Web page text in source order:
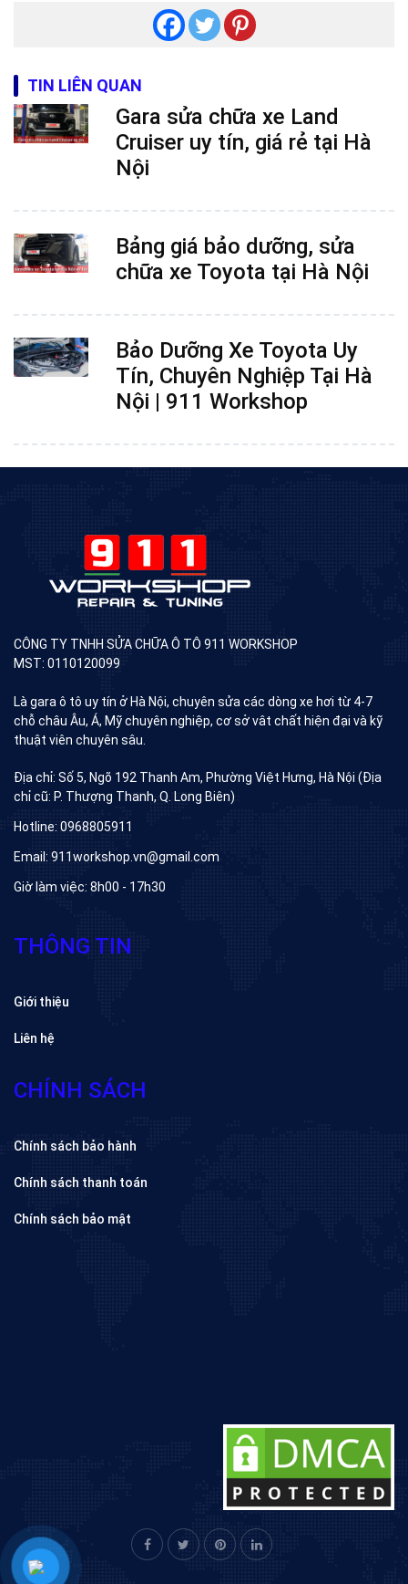
TIN LIÊN QUAN
Gara sửa chữa xe Land
Cruiser uy tín, giá rẻ tại Hà
Nội
Bảng giá bảo dưỡng, sửa
chữa xe Toyota tại Hà Nội
Bảo Dưỡng Xe Toyota Uy
Tín, Chuyên Nghiệp Tại Hà
Nội | 911 Workshop
CÔNG TY TNHH SỬA CHỮA Ô TÔ 911 WORKSHOP
MST: 0110120099
Là gara ô tô uy tín ở Hà Nội, chuyên sửa các dòng xe hơi từ 4-7
chỗ châu Âu, Á, Mỹ chuyên nghiệp, cơ sở vât chất hiện đại và kỹ
thuật viên chuyên sâu.
Địa chỉ: Số 5, Ngõ 192 Thanh Am, Phường Việt Hưng, Hà Nội (Địa
chỉ cũ: P. Thượng Thanh, Q. Long Biên)
Hotline: 0968805911
Email: 911workshop.vn@gmail.com
Giờ làm việc: 8h00 - 17h30
THÔNG TIN
Giới thiệu
Liên hệ
CHÍNH SÁCH
Chính sách bảo hành
Chính sách thanh toán
Chính sách bảo mật